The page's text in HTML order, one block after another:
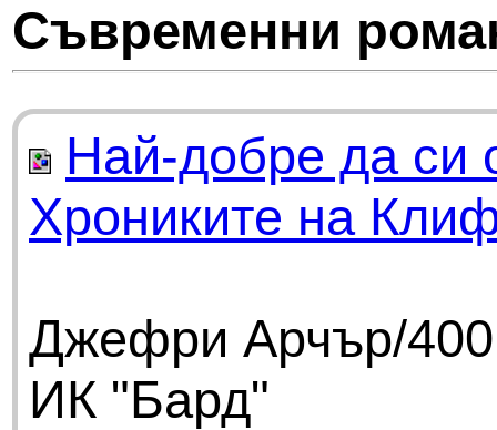
Съвременни
Най-добре да си
Хрониките на
Джефри Арчър/
ИК "Бард"